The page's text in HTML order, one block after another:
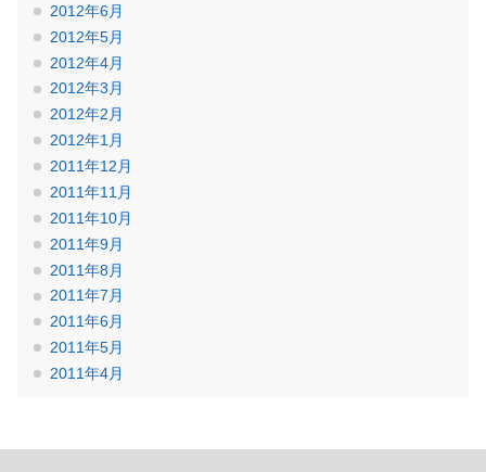
2012年6月
2012年5月
2012年4月
2012年3月
2012年2月
2012年1月
2011年12月
2011年11月
2011年10月
2011年9月
2011年8月
2011年7月
2011年6月
2011年5月
2011年4月